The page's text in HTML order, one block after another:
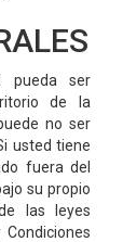
pueda ser
de la
no ser
usted tiene
fuera del
su propio
las leyes